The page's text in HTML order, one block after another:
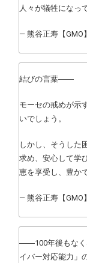
人々が犠牲になっ
— 熊谷正寿【GMO
結びの言葉――
モーセの戒めが示
いでしょう。
しかし、そうした
求め、安心して学
恵を享受し、豊か
— 熊谷正寿【GMO
――100年後もなく
イバー対応能力」